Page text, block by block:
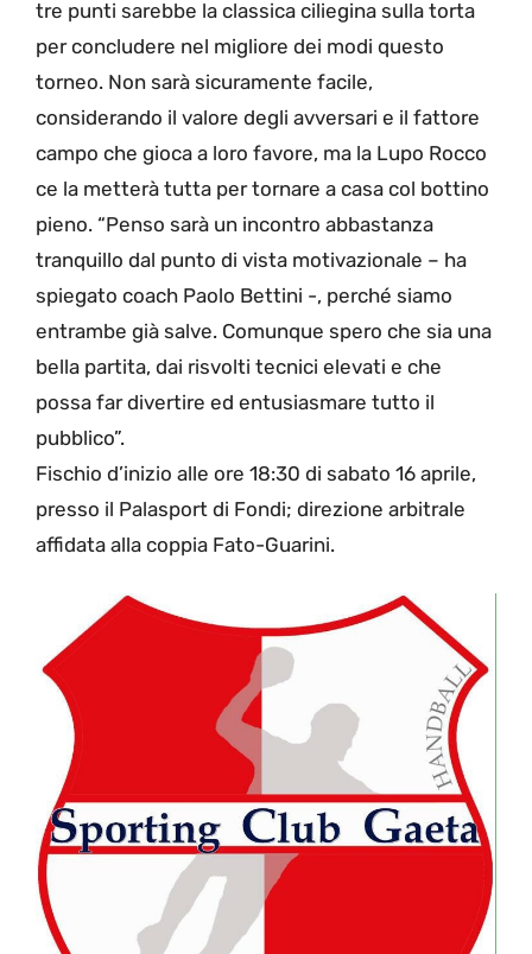
tre punti sarebbe la classica ciliegina sulla torta
per concludere nel migliore dei modi questo
torneo. Non sarà sicuramente facile,
considerando il valore degli avversari e il fattore
campo che gioca a loro favore, ma la Lupo Rocco
ce la metterà tutta per tornare a casa col bottino
pieno. “Penso sarà un incontro abbastanza
tranquillo dal punto di vista motivazionale – ha
spiegato coach Paolo Bettini -, perché siamo
entrambe già salve. Comunque spero che sia una
bella partita, dai risvolti tecnici elevati e che
possa far divertire ed entusiasmare tutto il
pubblico”.
Fischio d’inizio alle ore 18:30 di sabato 16 aprile,
presso il Palasport di Fondi; direzione arbitrale
affidata alla coppia Fato-Guarini.